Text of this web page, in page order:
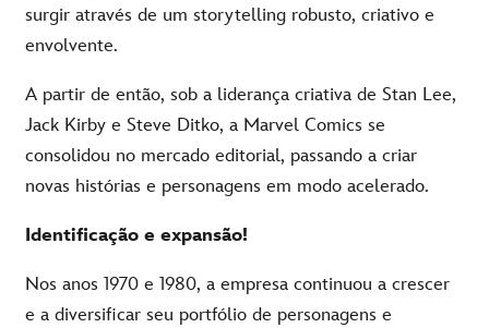
surgir através de um storytelling robusto, criativo e
envolvente.
A partir de então, sob a liderança criativa de Stan Lee,
Jack Kirby e Steve Ditko, a Marvel Comics se
consolidou no mercado editorial, passando a criar
novas histórias e personagens em modo acelerado.
Identificação e expansão!
Nos anos 1970 e 1980, a empresa continuou a crescer
e a diversificar seu portfólio de personagens e